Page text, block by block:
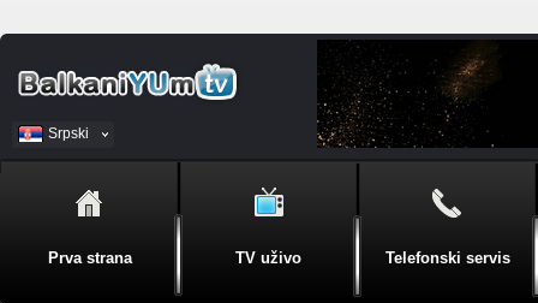
Srpski
BiH
Prva strana TV uživo Telefonski servis